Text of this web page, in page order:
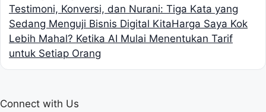
Testimoni, Konversi, dan Nurani: Tiga Kata yang
Sedang Menguji Bisnis Digital KitaHarga Saya Kok
Lebih Mahal? Ketika AI Mulai Menentukan Tarif
untuk Setiap Orang
Connect with Us